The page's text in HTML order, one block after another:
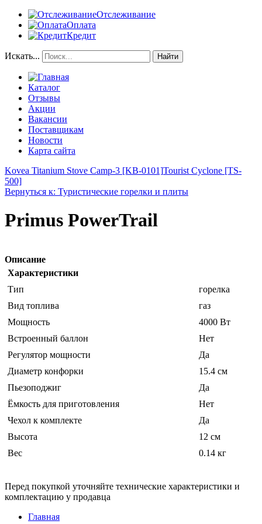
Отслеживание
Оплата
Кредит
Искать... Найти
Каталог
Отзывы
Акции
Вакансии
Поставщикам
Новости
Карта сайта
Kovea Titanium Stove Camp-3 [KB-0101]Tourist Cyclone [TS-
500]
Вернуться к: Туристические горелки и плиты
Primus PowerTrail
Описание
Характеристики
Тип
горелка
Вид топлива
газ
Мощность
4000 Вт
Встроенный баллон
Нет
Регулятор мощности
Да
Диаметр конфорки
15.4 см
Пьезоподжиг
Да
Ёмкость для приготовления
Нет
Чехол к комплекте
Да
Высота
12 см
Вес
0.14 кг
Перед покупкой уточняйте технические характеристики и
комплектацию у продавца
Главная